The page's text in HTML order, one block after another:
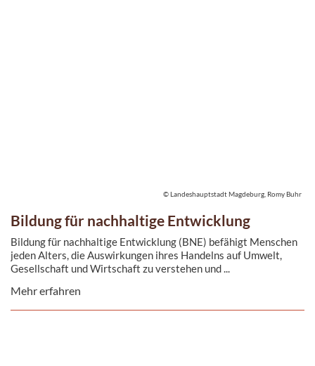
Bildung für nachhaltige Entwicklung
Bildung für nachhaltige Entwicklung (BNE) befähigt Menschen
jeden Alters, die Auswirkungen ihres Handelns auf Umwelt,
Gesellschaft und Wirtschaft zu verstehen und ...
Mehr erfahren
© Landeshauptstadt Magdeburg, Romy Buhr